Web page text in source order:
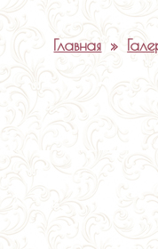
Главная »